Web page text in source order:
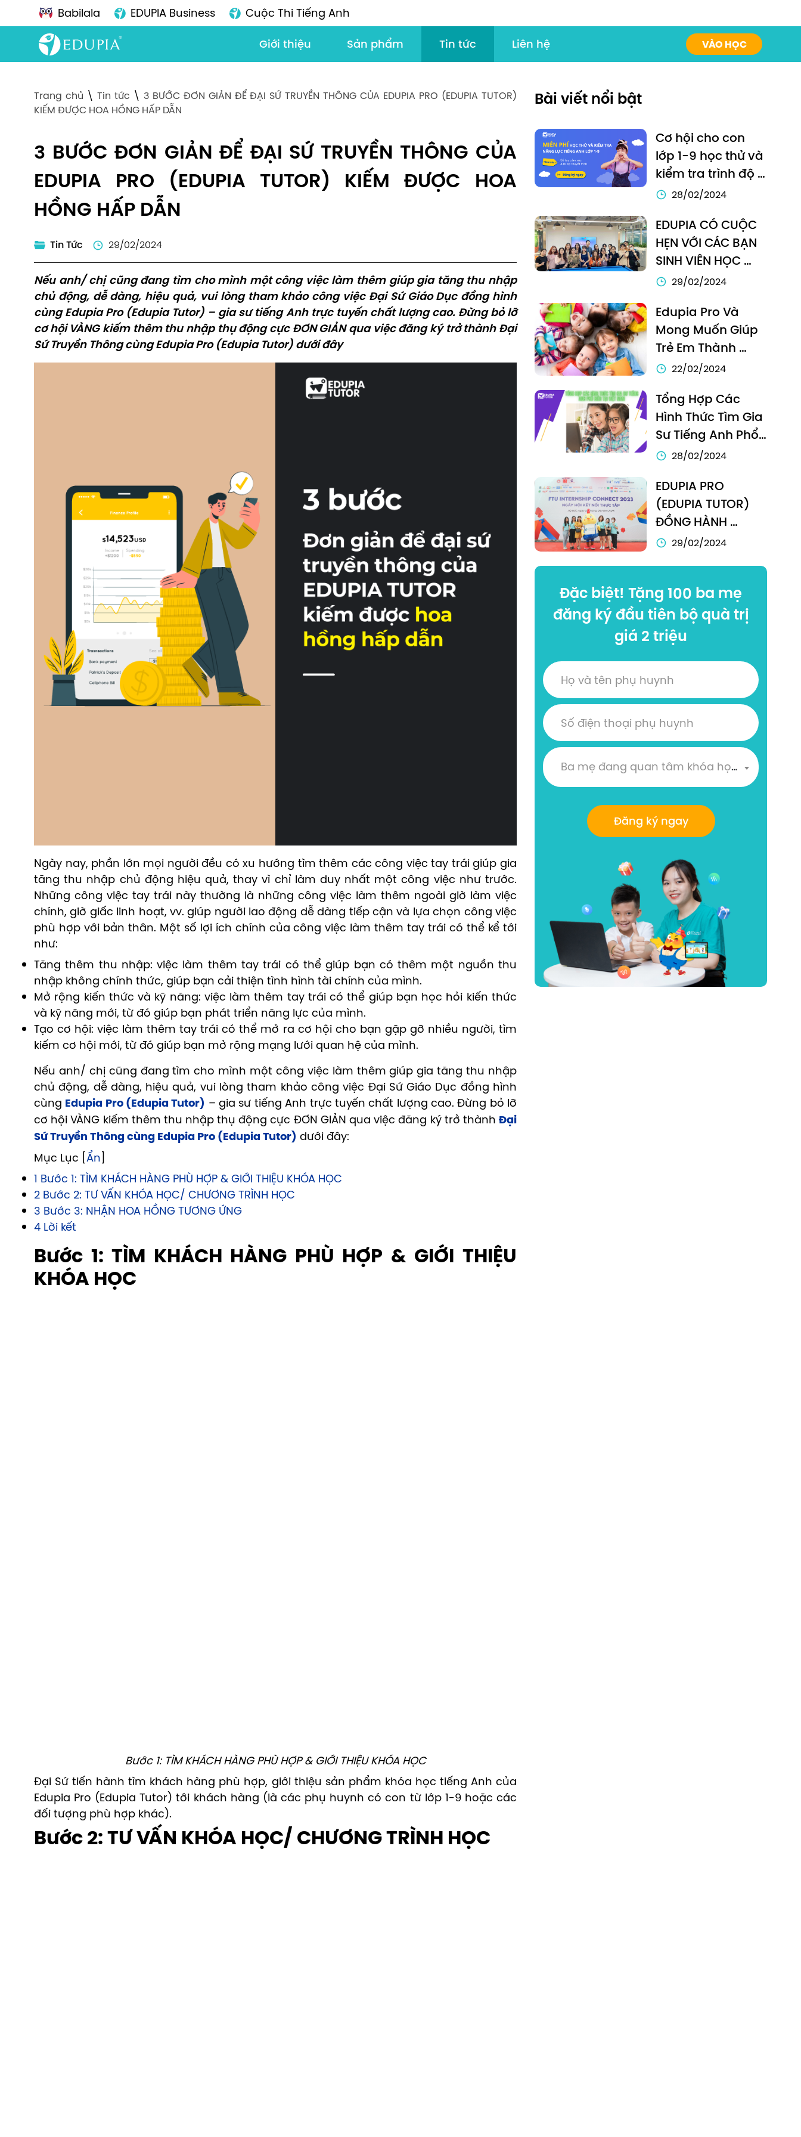
Babilala EDUPIA Business
Cuộc Thi Tiếng Anh
Giới thiệu
Sản phẩm Tin tức Liên hệ VÀO HỌC
Trang chủ \ Tin tức \ 3 BƯỚC ĐƠN GIẢN ĐỂ ĐẠI SỨ TRUYỀN THÔNG CỦA EDUPIA PRO (EDUPIA TUTOR)
KIẾM ĐƯỢC HOA HỒNG HẤP DẪN
3 BƯỚC ĐƠN GIẢN ĐỂ ĐẠI SỨ TRUYỀN THÔNG CỦA
EDUPIA PRO (EDUPIA TUTOR) KIẾM ĐƯỢC HOA
HỒNG HẤP DẪN
Tin Tức 29/02/2024
Nếu anh/ chị cũng đang tìm cho mình một công việc làm thêm giúp gia tăng thu nhập
chủ động, dễ dàng, hiệu quả, vui lòng tham khảo công việc Đại Sứ Giáo Dục đồng hình
cùng Edupia Pro (Edupia Tutor) – gia sư tiếng Anh trực tuyến chất lượng cao. Đừng bỏ lỡ
cơ hội VÀNG kiếm thêm thu nhập thụ động cực ĐƠN GIẢN qua việc đăng ký trở thành Đại
Sứ Truyền Thông cùng Edupia Pro (Edupia Tutor) dưới đây
Ngày nay, phần lớn mọi người đều có xu hướng tìm thêm các công việc tay trái giúp gia
tăng thu nhập chủ động hiệu quả, thay vì chỉ làm duy nhất một công việc như trước.
Những công việc tay trái này thường là những công việc làm thêm ngoài giờ làm việc
chính, giờ giấc linh hoạt, vv. giúp người lao động dễ dàng tiếp cận và lựa chọn công việc
phù hợp với bản thân. Một số lợi ích chính của công việc làm thêm tay trái có thể kể tới
như:
Tăng thêm thu nhập: việc làm thêm tay trái có thể giúp bạn có thêm một nguồn thu
nhập không chính thức, giúp bạn cải thiện tình hình tài chính của mình.
Mở rộng kiến thức và kỹ năng: việc làm thêm tay trái có thể giúp bạn học hỏi kiến thức
và kỹ năng mới, từ đó giúp bạn phát triển năng lực của mình.
Tạo cơ hội: việc làm thêm tay trái có thể mở ra cơ hội cho bạn gặp gỡ nhiều người, tìm
kiếm cơ hội mới, từ đó giúp bạn mở rộng mạng lưới quan hệ của mình.
️Nếu anh/ chị cũng đang tìm cho mình một công việc làm thêm giúp gia tăng thu nhập
chủ động, dễ dàng, hiệu quả, vui lòng tham khảo công việc Đại Sứ Giáo Dục đồng hình
cùng Edupia Pro (Edupia Tutor) – gia sư tiếng Anh trực tuyến chất lượng cao. Đừng bỏ lỡ
cơ hội VÀNG kiếm thêm thu nhập thụ động cực ĐƠN GIẢN qua việc đăng ký trở thành Đại
Sứ Truyền Thông cùng Edupia Pro (Edupia Tutor) dưới đây:
Mục Lục [Ẩn]
1 Bước 1: TÌM KHÁCH HÀNG PHÙ HỢP & GIỚI THIỆU KHÓA HỌC
2 Bước 2: TƯ VẤN KHÓA HỌC/ CHƯƠNG TRÌNH HỌC
3 Bước 3: NHẬN HOA HỒNG TƯƠNG ỨNG
4 Lời kết
️Bước 1: TÌM KHÁCH HÀNG PHÙ HỢP & GIỚI THIỆU
KHÓA HỌC
️Bước 1: TÌM KHÁCH HÀNG PHÙ HỢP & GIỚI THIỆU KHÓA HỌC
Đại Sứ tiến hành tìm khách hàng phù hợp, giới thiệu sản phẩm khóa học tiếng Anh của
Edupia Pro (Edupia Tutor) tới khách hàng (là các phụ huynh có con từ lớp 1-9 hoặc các
đối tượng phù hợp khác).
️Bước 2: TƯ VẤN KHÓA HỌC/ CHƯƠNG TRÌNH HỌC
Bài viết nổi bật
Cơ hội cho con
lớp 1-9 học thử và
kiểm tra trình độ
tiếng Anh MIỄN PHÍ
28/02/2024
EDUPIA CÓ CUỘC
HẸN VỚI CÁC BẠN
SINH VIÊN HỌC
VIỆN NGOẠI GIAO
29/02/2024
Edupia Pro Và
Mong Muốn Giúp
Trẻ Em Thành
Thạo Tiếng Anh
22/02/2024
Tổng Hợp Các
Hình Thức Tìm Gia
Sư Tiếng Anh Phổ
Biến Tại Việt Nam
28/02/2024
EDUPIA PRO
(EDUPIA TUTOR)
ĐỒNG HÀNH
CÙNG ĐẠI HỌC
INTERNSHIP
CONNECT 2023
29/02/2024
Đặc biệt! Tặng 100 ba mẹ
đăng ký đầu tiên bộ quà trị
giá 2 triệu
Ba mẹ đang quan tâm khóa học nào?
Đăng ký ngay